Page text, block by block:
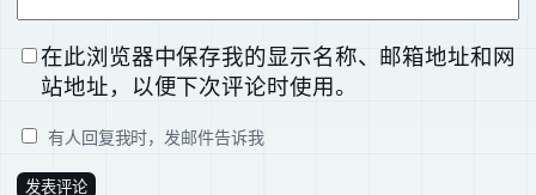
在此浏览器中保存我的显示名称、邮箱地址和网
站地址，以便下次评论时使用。
有人回复我时，发邮件告诉我